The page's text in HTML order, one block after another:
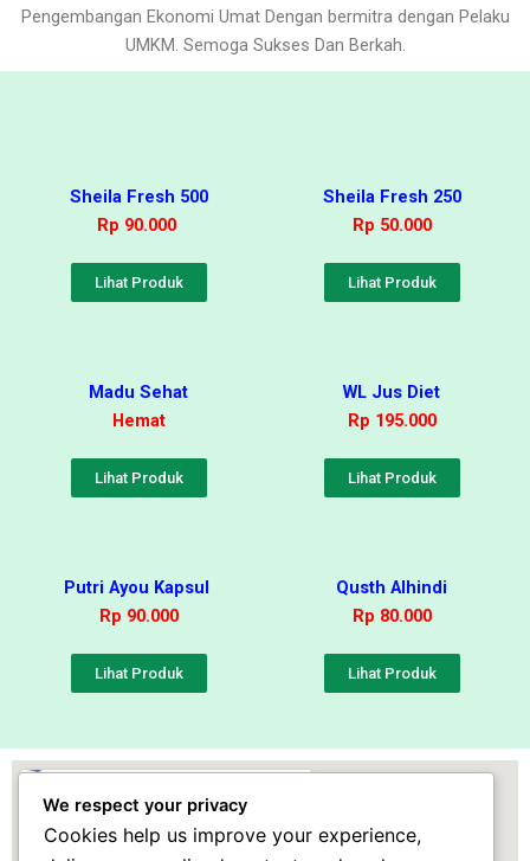
Pengembangan Ekonomi Umat Dengan bermitra dengan Pelaku
UMKM. Semoga Sukses Dan Berkah.
Sheila Fresh 500
Rp 90.000
Lihat Produk
Sheila Fresh 250
Rp 50.000
Lihat Produk
Madu Sehat
Hemat
Lihat Produk
WL Jus Diet
Rp 195.000
Lihat Produk
Putri Ayou Kapsul
Rp 90.000
Lihat Produk
Qusth Alhindi
Rp 80.000
Lihat Produk
We respect your privacy
Cookies help us improve your experience,